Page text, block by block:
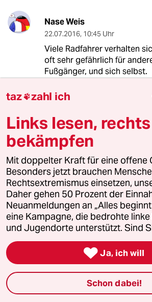
Nase Weis
22.07.2016, 10:45 Uhr
Viele Radfahrer verhalten
oft sehr gefährlich für
Fußgänger, und sich selbst.
Verhalten auch noch zu
Radfahrer brauchen mehr
Straßenverkehr als ihnen im
zugestanden wird. Radwege
vorhanden oft in
schmal, zu nah an sich
Autofahrer sind auch
furchtbar gefährlich.
Mehr Rücksicht von allen
In Frankreich gibt es den
Radfahrer_innen. Dieser ist
taz zahl ich
Links lesen, rechts
bekämpfen
Mit doppelter Kraft für eine offene
Besonders jetzt brauchen
Rechtsextremismus einsetzen,
Daher gehen 50 Prozent der
Neuanmeldungen an „Alles
eine Kampagne, die bedrohte
und Jugendorte unterstützt. Sind
 Ja, ich will
Schon dabei!